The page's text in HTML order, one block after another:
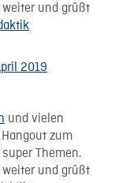
und grüßt
2019
und vielen
Hangout zum
Themen.
und grüßt